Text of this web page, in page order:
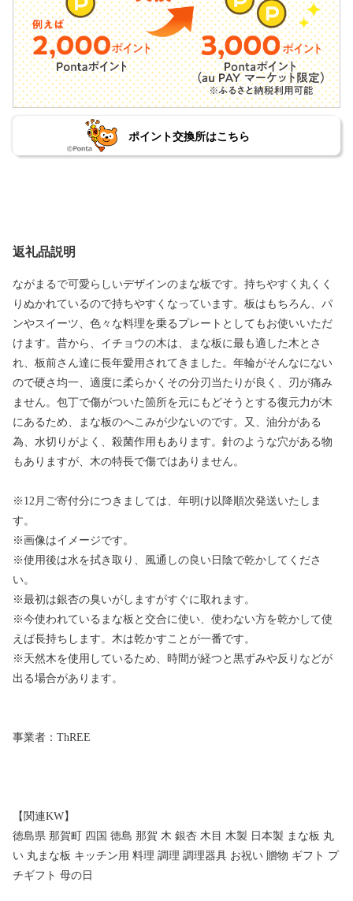
ポイント交換所はこちら
返礼品説明
ながまるで可愛らしいデザインのまな板です。持ちやすく丸くく
りぬかれているので持ちやすくなっています。板はもちろん、パ
ンやスイーツ、色々な料理を乗るプレートとしてもお使いいただ
けます。昔から、イチョウの木は、まな板に最も適した木とさ
れ、板前さん達に長年愛用されてきました。年輪がそんなにない
ので硬さ均一、適度に柔らかくその分刃当たりが良く、刃が痛み
ません。包丁で傷がついた箇所を元にもどそうとする復元力が木
にあるため、まな板のへこみが少ないのです。又、油分がある
為、水切りがよく、殺菌作用もあります。針のような穴がある物
もありますが、木の特長で傷ではありません。
※12月ご寄付分につきましては、年明け以降順次発送いたしま
す。
※画像はイメージです。
※使用後は水を拭き取り、風通しの良い日陰で乾かしてくださ
い。
※最初は銀杏の臭いがしますがすぐに取れます。
※今使われているまな板と交合に使い、使わない方を乾かして使
えば長持ちします。木は乾かすことが一番です。
※天然木を使用しているため、時間が経つと黒ずみや反りなどが
出る場合があります。
事業者：ThREE
【関連KW】
徳島県 那賀町 四国 徳島 那賀 木 銀杏 木目 木製 日本製 まな板 丸
い 丸まな板 キッチン用 料理 調理 調理器具 お祝い 贈物 ギフト プ
チギフト 母の日